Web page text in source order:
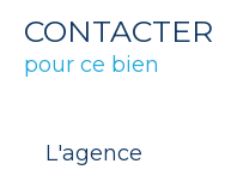
CONTACTER
pour ce bien
L'agence